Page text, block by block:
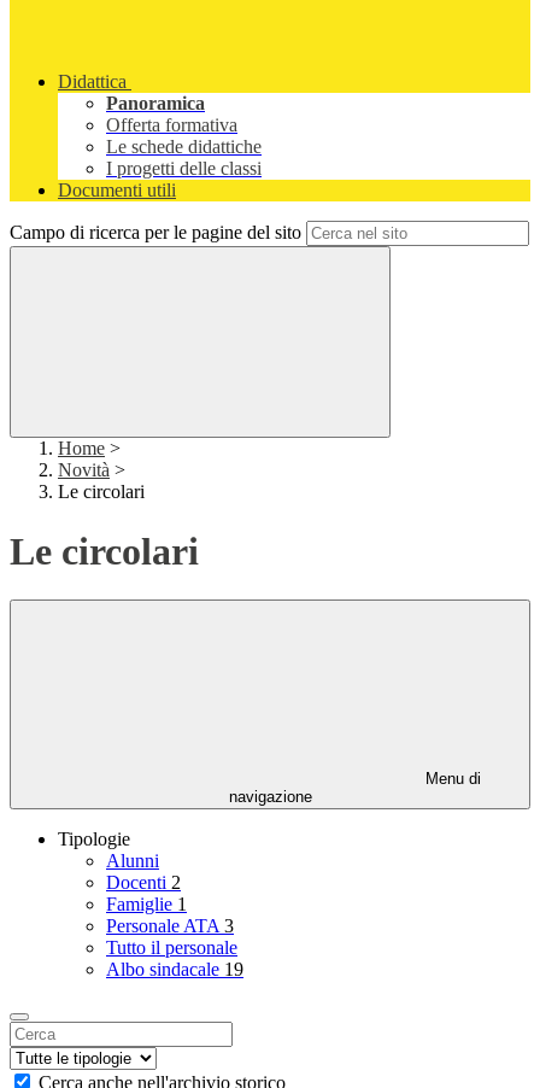
Didattica
Panoramica
Offerta formativa
Le schede didattiche
I progetti delle classi
Documenti utili
Campo di ricerca per le pagine del sito
Home >
Novità >
Le circolari
Le circolari
Menu di
navigazione
Tipologie
Alunni
Docenti 2
Famiglie 1
Personale ATA 3
Tutto il personale
Albo sindacale 19
Cerca anche nell'archivio storico